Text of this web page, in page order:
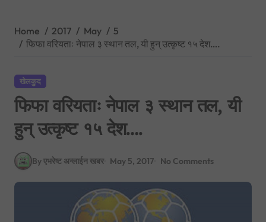
Home 2017 May
5
फिफा वरियताः नेपाल ३ स्थान तल, यी हुन् उत्कृष्ट १५ देश….
खेलकुद
फिफा वरियताः नेपाल ३ स्थान तल, यी
हुन् उत्कृष्ट १५ देश….
By एभरेष्ट अन्लाईन खबर May 5, 2017 No Comments